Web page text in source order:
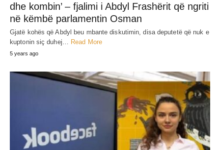
dhe kombin’ – fjalimi i Abdyl Frashërit që ngriti
në këmbë parlamentin Osman
Gjatë kohës që Abdyl beu mbante diskutimin, disa deputetë që nuk e
kuptonin siç duhej…
Read More
5 years ago